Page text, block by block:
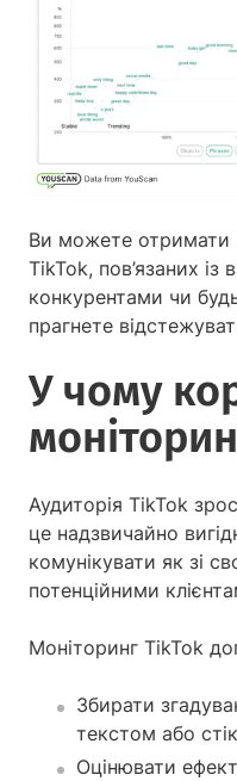
Ви можете отримати
TikTok, пов’язаних
конкурентами чи
прагнете
У чому
Аудиторія TikTok
це надзвичайно
комунікувати як зі
потенційними
Моніторинг TikTok
Збирати
текстом або
Оцінювати